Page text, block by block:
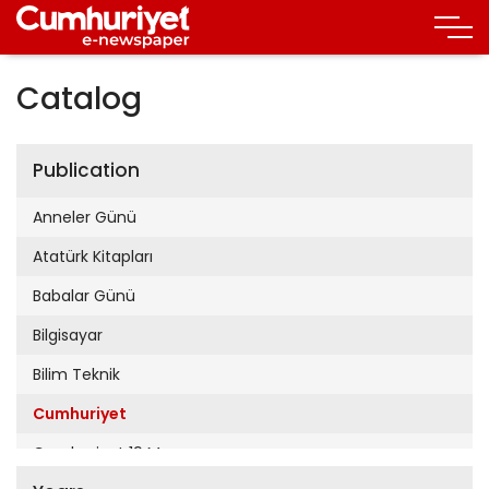
Catalog
Publication
Anneler Günü
Atatürk Kitapları
Babalar Günü
Bilgisayar
Bilim Teknik
Cumhuriyet
Cumhuriyet 19 Mayıs